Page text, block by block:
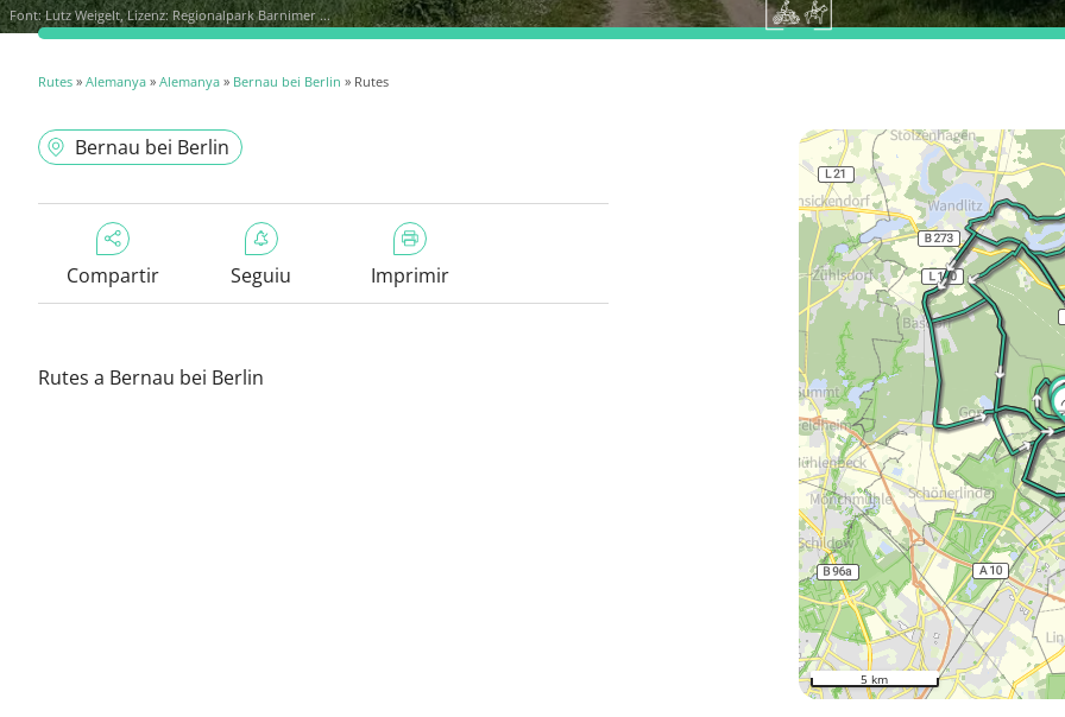
Font:Lutz Weigelt, Lizenz: Regionalpark Barnimer ...
Rutes » Alemanya » Alemanya » Bernau bei Berlin » Rutes
Bernau bei Berlin
Compartir Seguiu Imprimir
Rutes a Bernau bei Berlin
5 km